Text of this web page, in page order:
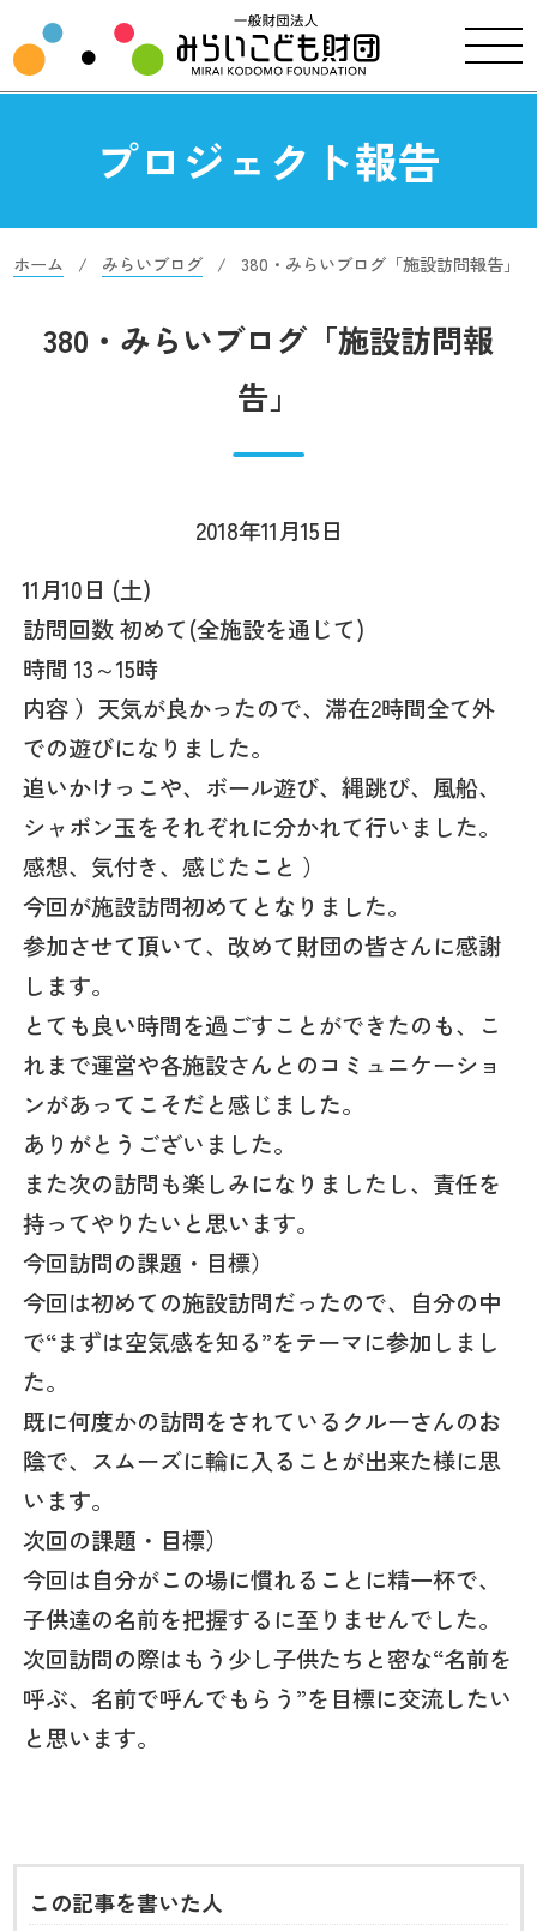
プロジェクト報告
ホーム みらいブログ 380・みらいブログ「施設訪問報告」
380・みらいブログ「施設訪問報
告」
2018年11月15日
11月10日 (土)
訪問回数 初めて(全施設を通じて)
時間 13～15時
内容 ）天気が良かったので、滞在2時間全て外
での遊びになりました。
追いかけっこや、ボール遊び、縄跳び、風船、
シャボン玉をそれぞれに分かれて行いました。
感想、気付き、感じたこと ）
今回が施設訪問初めてとなりました。
参加させて頂いて、改めて財団の皆さんに感謝
します。
とても良い時間を過ごすことができたのも、こ
れまで運営や各施設さんとのコミュニケーショ
ンがあってこそだと感じました。
ありがとうございました。
また次の訪問も楽しみになりましたし、責任を
持ってやりたいと思います。
今回訪問の課題・目標）
今回は初めての施設訪問だったので、自分の中
で“まずは空気感を知る”をテーマに参加しまし
た。
既に何度かの訪問をされているクルーさんのお
陰で、スムーズに輪に入ることが出来た様に思
います。
次回の課題・目標）
今回は自分がこの場に慣れることに精一杯で、
子供達の名前を把握するに至りませんでした。
次回訪問の際はもう少し子供たちと密な“名前を
呼ぶ、名前で呼んでもらう”を目標に交流したい
と思います。
この記事を書いた人